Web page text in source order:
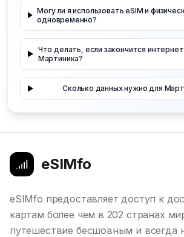
Могу ли я использовать eSIM и
одновременно?
Что делать, если закончится интернет
Мартиника?
Сколько данных нужно для
eSIMfo
eSIMfo предоставляет доступ к
картам более чем в 202 странах
путешествие бесшовным и всегда